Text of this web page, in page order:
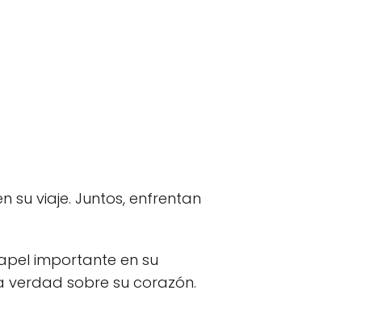
su viaje. Juntos, enfrentan
importante en su
verdad sobre su corazón.